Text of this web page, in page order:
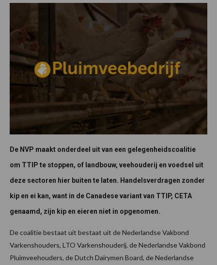
De NVP maakt onderdeel uit van een gelegenheidscoalitie
om TTIP te stoppen, of landbouw, veehouderij en voedsel uit
deze sectoren hier buiten te laten. Handelsverdragen zonder
kip en ei kan, want in de Canadese variant van TTIP, CETA
genaamd, zijn kip en eieren niet in opgenomen.
De coalitie bestaat uit bestaat uit de Nederlandse Vakbond
Varkenshouders, LTO Varkenshouderij, de Nederlandse Vakbond
Pluimveehouders, de Dutch Dairymen Board, de Nederlandse